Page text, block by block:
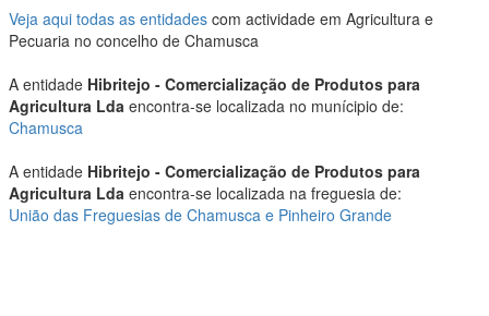
Veja aqui todas as entidades com actividade em Agricultura e
Pecuaria no concelho de Chamusca
A entidade Hibritejo - Comercialização de Produtos para
Agricultura Lda encontra-se localizada no munícipio de:
Chamusca
A entidade Hibritejo - Comercialização de Produtos para
Agricultura Lda encontra-se localizada na freguesia de:
União das Freguesias de Chamusca e Pinheiro Grande